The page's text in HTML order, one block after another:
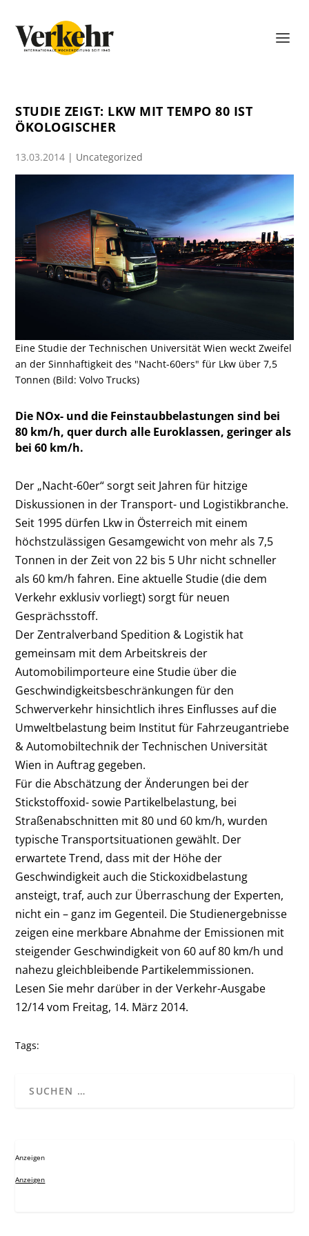
STUDIE ZEIGT: LKW MIT TEMPO 80 IST
ÖKOLOGISCHER
13.03.2014 | Uncategorized
Eine Studie der Technischen Universität Wien weckt Zweifel
an der Sinnhaftigkeit des "Nacht-60ers" für Lkw über 7,5
Tonnen (Bild: Volvo Trucks)
Die NOx- und die Feinstaubbelastungen sind bei
80 km/h, quer durch alle Euroklassen, geringer als
bei 60 km/h.
Der „Nacht-60er“ sorgt seit Jahren für hitzige
Diskussionen in der Transport- und Logistikbranche.
Seit 1995 dürfen Lkw in Österreich mit einem
höchstzulässigen Gesamgewicht von mehr als 7,5
Tonnen in der Zeit von 22 bis 5 Uhr nicht schneller
als 60 km/h fahren. Eine aktuelle Studie (die dem
Verkehr exklusiv vorliegt) sorgt für neuen
Gesprächsstoff.
Der Zentralverband Spedition & Logistik hat
gemeinsam mit dem Arbeitskreis der
Automobilimporteure eine Studie über die
Geschwindigkeitsbeschränkungen für den
Schwerverkehr hinsichtlich ihres Einflusses auf die
Umweltbelastung beim Institut für Fahrzeugantriebe
& Automobiltechnik der Technischen Universität
Wien in Auftrag gegeben.
Für die Abschätzung der Änderungen bei der
Stickstoffoxid- sowie Partikelbelastung, bei
Straßenabschnitten mit 80 und 60 km/h, wurden
typische Transportsituationen gewählt. Der
erwartete Trend, dass mit der Höhe der
Geschwindigkeit auch die Stickoxidbelastung
ansteigt, traf, auch zur Überraschung der Experten,
nicht ein – ganz im Gegenteil. Die Studienergebnisse
zeigen eine merkbare Abnahme der Emissionen mit
steigender Geschwindigkeit von 60 auf 80 km/h und
nahezu gleichbleibende Partikelemmissionen.
Lesen Sie mehr darüber in der Verkehr-Ausgabe
12/14 vom Freitag, 14. März 2014.
Tags:
Anzeigen
Anzeigen